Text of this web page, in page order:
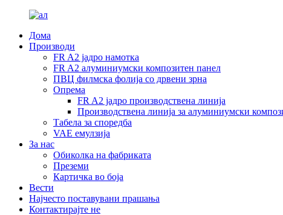
Дома
Производи
FR A2 јадро намотка
FR A2 алуминиумски композитен панел
ПВЦ филмска фолија со дрвени зрна
Опрема
FR A2 јадро производствена линија
Производствена линија за алуминиумски
Табела за споредба
VAE емулзија
За нас
Обиколка на фабриката
Преземи
Картичка во боја
Вести
Најчесто поставувани прашања
Контактирајте не